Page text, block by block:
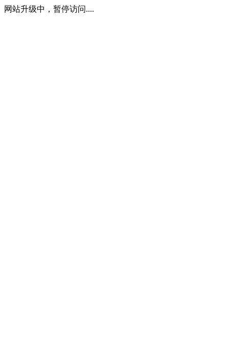
网站升级中，暂停访问....